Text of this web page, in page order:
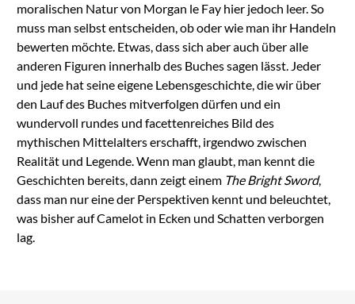
moralischen Natur von Morgan le Fay hier jedoch leer. So
muss man selbst entscheiden, ob oder wie man ihr Handeln
bewerten möchte. Etwas, dass sich aber auch über alle
anderen Figuren innerhalb des Buches sagen lässt. Jeder
und jede hat seine eigene Lebensgeschichte, die wir über
den Lauf des Buches mitverfolgen dürfen und ein
wundervoll rundes und facettenreiches Bild des
mythischen Mittelalters erschafft, irgendwo zwischen
Realität und Legende. Wenn man glaubt, man kennt die
Geschichten bereits, dann zeigt einem The Bright Sword,
dass man nur eine der Perspektiven kennt und beleuchtet,
was bisher auf Camelot in Ecken und Schatten verborgen
lag.